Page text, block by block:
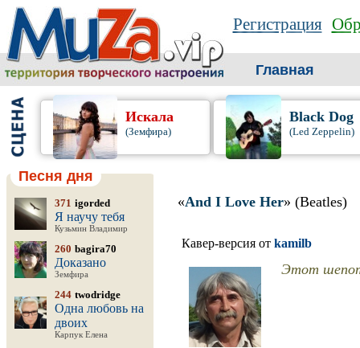
Регистрация
Главная
Искала
(Земфира)
Black Dog
(Led Zeppelin)
Песня дня
371 igorded
Я научу тебя
Кузьмин Владимир
260 bagira70
Доказано
Земфира
244 twodridge
Одна любовь на
двоих
Карпук Елена
«And I Love Her» (Beatles)
Кавер-версия от kamilb
Этот шепот